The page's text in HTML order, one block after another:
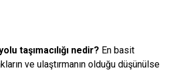
taşımacılığı nedir? En basit
ve ulaştırmanın olduğu düşünülse